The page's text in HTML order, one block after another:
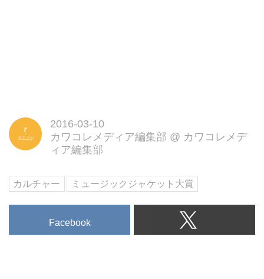
2016-03-10
カワコレメディア編集部 @ カワコレメデ
ィア編集部
カルチャー ミュージックジャケット大賞
Facebook